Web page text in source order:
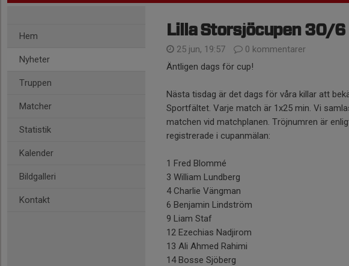
Hem
Nyheter
Truppen
Matcher
Statistik
Kalender
Bildgalleri
Kontakt
Lilla Storsjöcupen 30/6
25 jun, 19:57
0 kommentarer
Äntligen dags för cup!
Nästa tisdag är det dags för våra killar att
Sportfältet. Varje match är 1x25 min. Vi
matchen vid matchplanen. Tröjnumren är
registrerade i cupanmälan:
1 Fred Blommé
3 William Lundberg
4 Charlie Vängman
6 Benjamin Lindström
9 Liam Staf
12 Ezechias Nadjirom
13 Ali Ahmed Rahimi
14 Bosse Sjöberg